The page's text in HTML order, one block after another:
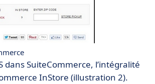
dans SuiteCommerce, l’intégralité
InStore (illustration 2).